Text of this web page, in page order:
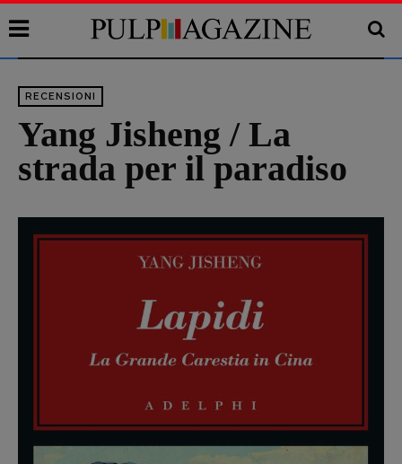
RECENSIONI
Yang Jisheng / La
strada per il paradiso